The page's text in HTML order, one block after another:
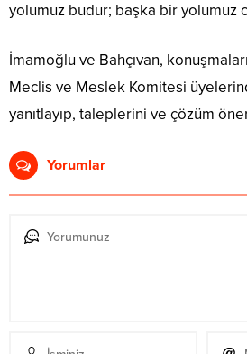
yolumuz budur; başka bir yolumuz
İmamoğlu ve Bahçıvan,
Meclis ve Meslek Komitesi
yanıtlayıp, taleplerini ve çözüm
Yorumlar